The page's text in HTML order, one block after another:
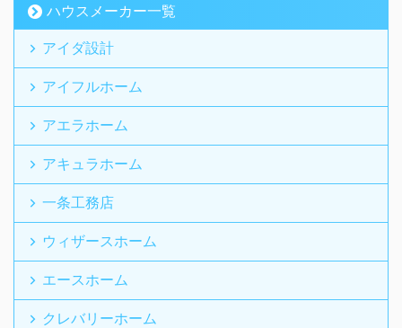
ハウスメーカー一覧
アイダ設計
アイフルホーム
アエラホーム
アキュラホーム
一条工務店
ウィザースホーム
エースホーム
クレバリーホーム